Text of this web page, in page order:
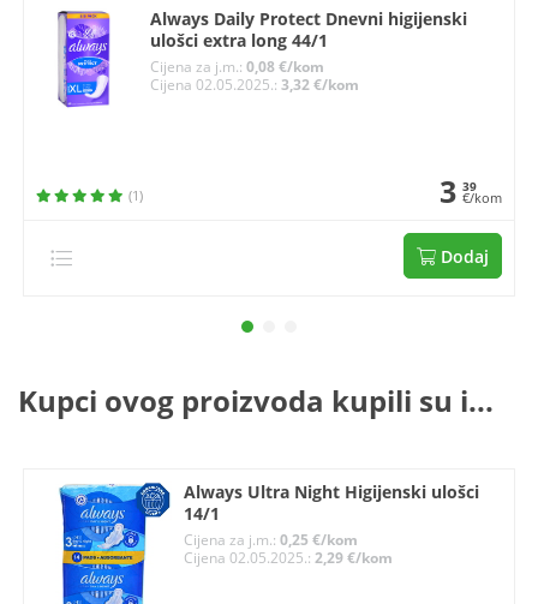
Always Daily Protect Dnevni higijenski
ulošci extra long 44/1
Cijena za j.m.: 0,08 €/kom
Cijena 02.05.2025.: 3,32 €/kom
(1) 3 39
€/kom
Dodaj
Kupci ovog proizvoda kupili su i...
Always Ultra Night Higijenski ulošci
14/1
Cijena za j.m.:0,25 €/kom
Cijena 02.05.2025.:2,29 €/kom